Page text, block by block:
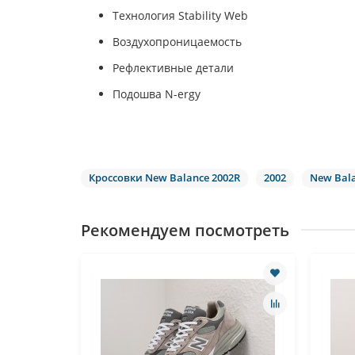
Технология Stability Web
Воздухопроницаемость
Рефлективные детали
Подошва N-ergy
Кроссовки New Balance 2002R 2002 New
Рекомендуем посмотреть